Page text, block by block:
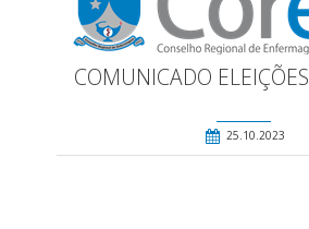
COMUNICADO
25.10.2023